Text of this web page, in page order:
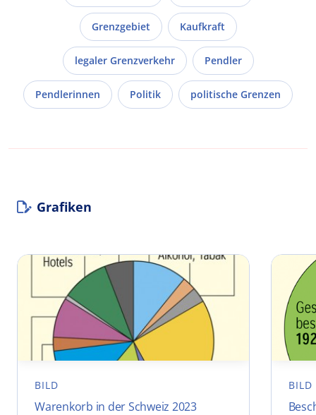
Grenzgebiet Kaufkraft
legaler Grenzverkehr Pendler
Pendlerinnen Politik politische Grenzen
Grafiken
BILD
Warenkorb in der Schweiz 2023
BILD